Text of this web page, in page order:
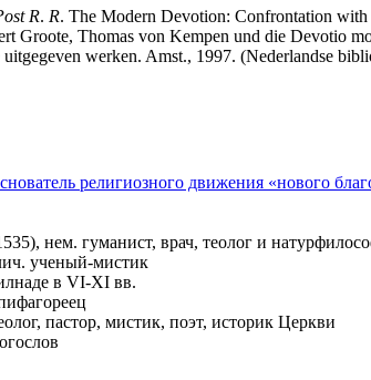
R. R. The Modern Devotion: Confrontation
Groote, Thomas von Kempen und die Devotio
werken. Amst., 1997. (Nederlandse
религиозного движения «нового
нем. гуманист, врач, теолог и
ученый-мистик
в VI-XI вв.
пастор, мистик, поэт, историк Церкви